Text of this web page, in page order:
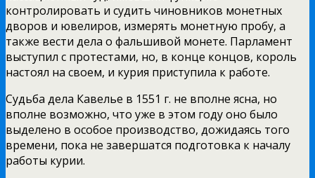
контролировать и судить чиновников монетных
дворов и ювелиров, измерять монетную пробу, а
также вести дела о фальшивой монете. Парламент
выступил с протестами, но, в конце концов, король
настоял на своем, и курия приступила к работе.
Судьба дела Кавелье в 1551 г. не вполне ясна, но
вполне возможно, что уже в этом году оно было
выделено в особое производство, дожидаясь того
времени, пока не завершатся подготовка к началу
работы курии.